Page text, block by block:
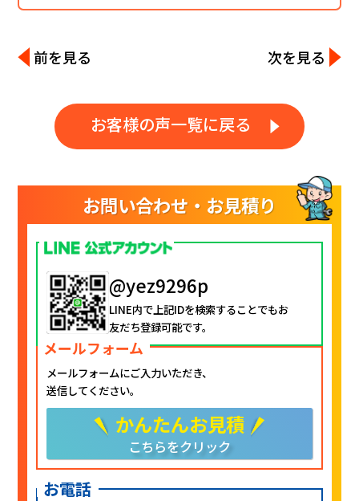
前を見る 次を見る
お客様の声一覧に戻る
お問い合わせ・お見積り
@yez9296p
LINE内で上記IDを検索することでもお
友だち登録可能です。
メールフォーム
メールフォームにご入力いただき、
送信してください。
かんたんお見積
こちらをクリック
お電話